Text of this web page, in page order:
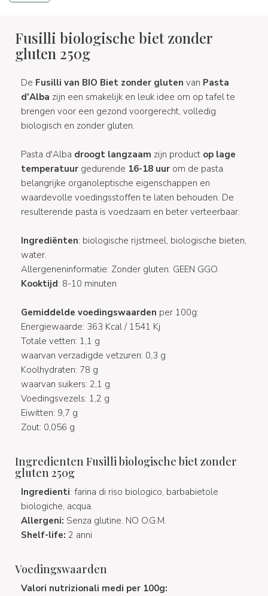
Fusilli biologische biet zonder
gluten 250g
De Fusilli van BIO Biet zonder gluten van Pasta
d'Alba zijn een smakelijk en leuk idee om op tafel te
brengen voor een gezond voorgerecht, volledig
biologisch en zonder gluten.
Pasta d'Alba droogt langzaam zijn product op lage
temperatuur gedurende 16-18 uur om de pasta
belangrijke organoleptische eigenschappen en
waardevolle voedingsstoffen te laten behouden. De
resulterende pasta is voedzaam en beter verteerbaar.
Ingrediënten: biologische rijstmeel, biologische bieten,
water.
Allergeneninformatie: Zonder gluten. GEEN GGO.
Kooktijd: 8-10 minuten
Gemiddelde voedingswaarden per 100g:
Energiewaarde: 363 Kcal / 1541 Kj
Totale vetten: 1,1 g
waarvan verzadigde vetzuren: 0,3 g
Koolhydraten: 78 g
waarvan suikers: 2,1 g
Voedingsvezels: 1,2 g
Eiwitten: 9,7 g
Zout: 0,056 g
Ingredienten Fusilli biologische biet zonder
gluten 250g
Ingredienti: farina di riso biologico, barbabietole
biologiche, acqua.
Allergeni: Senza glutine. NO O.G.M.
Shelf-life: 2 anni
Voedingswaarden
Valori nutrizionali medi per 100g: